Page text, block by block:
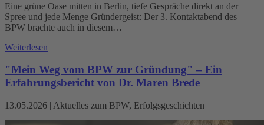
Eine grüne Oase mitten in Berlin, tiefe Gespräche direkt an der
Spree und jede Menge Gründergeist: Der 3. Kontaktabend des
BPW brachte auch in diesem…
Weiterlesen
"Mein Weg vom BPW zur Gründung" – Ein
Erfahrungsbericht von Dr. Maren Brede
13.05.2026 | Aktuelles zum BPW, Erfolgsgeschichten